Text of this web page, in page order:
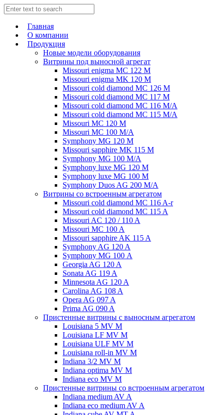
Главная
О компании
Продукция
Новые модели оборудования
Витрины под выносной агрегат
Missouri enigma MC 122 M
Missouri enigma MK 120 M
Missouri cold diamond MC 126 M
Missouri cold diamond MC 117 M
Missouri cold diamond MC 116 M/A
Missouri cold diamond MC 115 M/A
Missouri MC 120 M
Missouri MC 100 M/A
Symphony MG 120 M
Missouri sapphire MK 115 M
Symphony MG 100 M/А
Symphony luxe MG 120 M
Symphony luxe MG 100 M
Symphony Duos AG 200 M/A
Витрины со встроенным агрегатом
Missouri cold diamond MC 116 A-r
Missouri cold diamond MC 115 A
Missouri AC 120 / 110 A
Missouri MC 100 A
Missouri sapphire AK 115 A
Symphony AG 120 A
Symphony MG 100 А
Georgia AG 120 A
Sonata AG 119 A
Minnesota AG 120 A
Carolina AG 108 A
Opera AG 097 A
Prima AG 090 A
Пристенные витрины с выносным агрегатом
Louisiana 5 MV M
Louisiana LF MV M
Louisiana ULF MV M
Louisiana roll-in MV M
Indiana 3/2 MV M
Indiana optima MV M
Indiana eco MV M
Пристенные витрины со встроенным агрегатом
Indiana medium AV A
Indiana eco medium AV A